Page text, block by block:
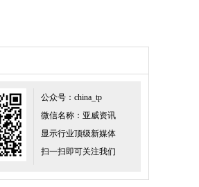
公众号：china_tp
微信名称：亚威资讯
显示行业顶级新媒体
扫一扫即可关注我们